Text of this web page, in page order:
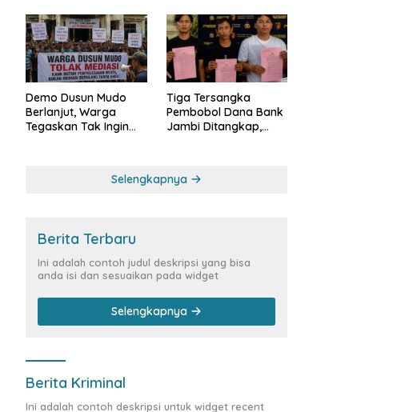
Demo Dusun Mudo
Berlanjut, Warga
Tegaskan Tak Ingin
Tiga Tersangka
Pembobol Dana Bank
Jambi Ditangkap,
Miliar
Selengkapnya
Berita Terbaru
Ini adalah contoh judul deskripsi yang bisa
anda isi dan sesuaikan pada widget
Selengkapnya
Berita Kriminal
Ini adalah contoh deskripsi untuk widget recent